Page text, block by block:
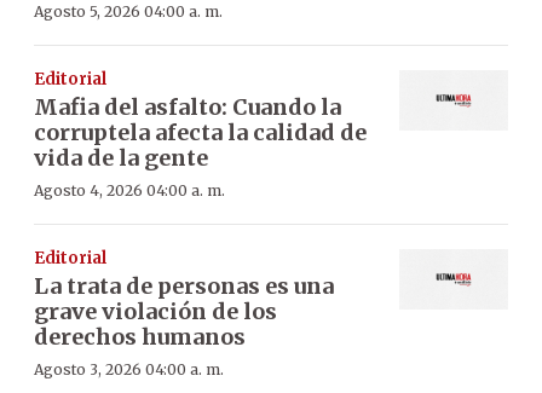
Agosto 5, 2026 04:00 a. m.
Editorial
Mafia del asfalto: Cuando la
corruptela afecta la calidad de
vida de la gente
Agosto 4, 2026 04:00 a. m.
Editorial
La trata de personas es una
grave violación de los
derechos humanos
Agosto 3, 2026 04:00 a. m.